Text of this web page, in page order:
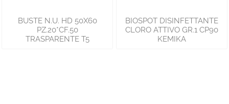
BUSTE N.U. HD 50X60
PZ.20*CF.50
TRASPARENTE T5
BIOSPOT DISINFETTANTE
CLORO ATTIVO GR.1 CP90
KEMIKA